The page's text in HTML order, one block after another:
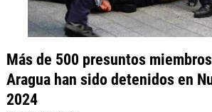
Más de 500 presuntos
Aragua han sido detenidos en
2024